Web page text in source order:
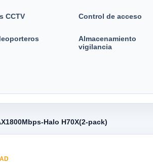
CCTV Control de acceso
Almacenamiento
vigilancia
Halo H70X(2-pack)